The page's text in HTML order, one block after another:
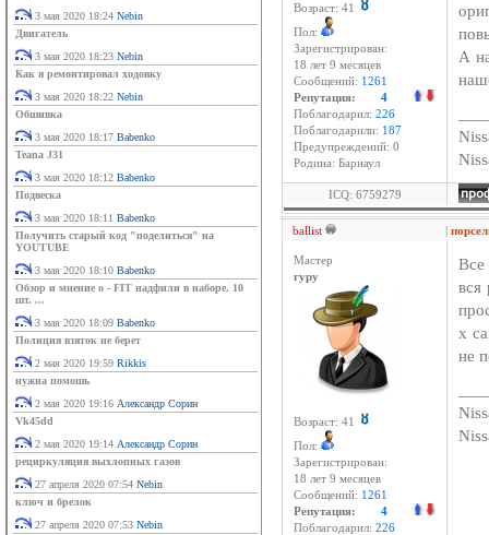
3 мая 2020 18:24 Nebin
Двигатель
3 мая 2020 18:23 Nebin
Как я ремонтировал ходовку
3 мая 2020 18:22 Nebin
Обшивка
3 мая 2020 18:17 Babenko
Teana J31
3 мая 2020 18:12 Babenko
Подвеска
3 мая 2020 18:11 Babenko
Получить старый код "поделиться" на
YOUTUBE
3 мая 2020 18:10 Babenko
Обзор и мнение о - FIT надфили в наборе. 10
шт. ...
3 мая 2020 18:09 Babenko
Полиция взяток не берет
2 мая 2020 19:59 Rikkis
нужна помошь
2 мая 2020 19:16 Александр Сорин
Vk45dd
2 мая 2020 19:14 Александр Сорин
рециркуляция выхлопных газов
27 апреля 2020 07:54 Nebin
ключ и брелок
27 апреля 2020 07:53 Nebin
Возраст: 41
Пол:
Зарегистрирован:
18 лет 9 месяцев
Сообщений: 1261
Репутация: 4
Поблагодарил: 226
Поблагодарили: 187
Предупреждений: 0
Родина: Барнаул
А
ICQ: 6759279
ballist |
Мастер
гуру
Возраст: 41
Пол:
Зарегистрирован:
18 лет 9 месяцев
Сообщений: 1261
Репутация: 4
Поблагодарил: 226
Все
вся
х
не